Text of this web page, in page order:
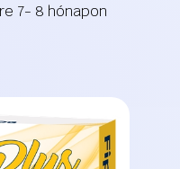
7- 8 hónapon